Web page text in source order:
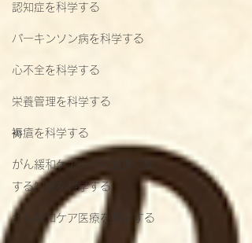
認知症を科学する
パーキンソン病を科学する
心不全を科学する
栄養管理を科学する
褥瘡を科学する
がん緩和ケア＋がん治療に関
する知識を科学する
がん緩和ケア医療を科学する